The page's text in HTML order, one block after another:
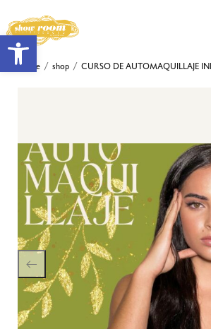
Abrir barra de herramientas
Home / shop / CURSO DE AUTOMAQUILLAJE